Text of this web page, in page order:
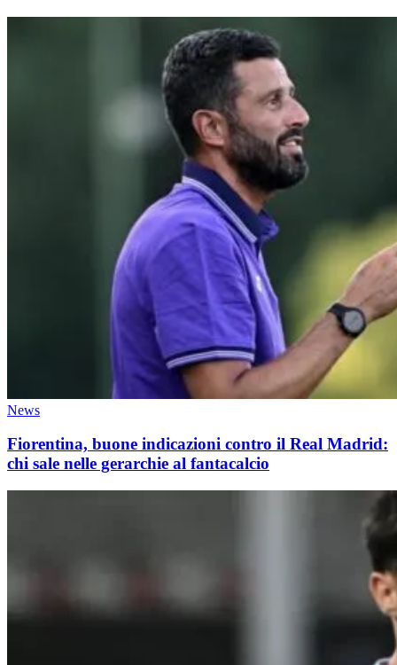
News
Fiorentina, buone indicazioni contro il Real Madrid:
chi sale nelle gerarchie al fantacalcio